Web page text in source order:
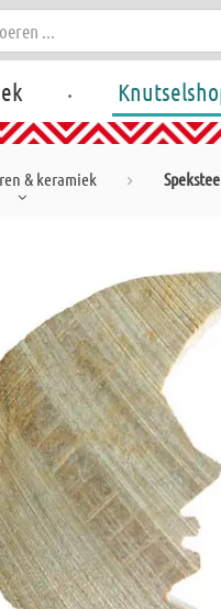
.
& keramiek